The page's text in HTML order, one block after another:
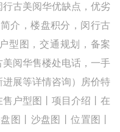
古美阅华优缺点，优劣
介，楼盘积分，闵行古
型图，交通规划，备案
阅华售楼处电话，一手
展等详情咨询）房价特
户型图丨项目介绍丨在
图丨沙盘图丨位置图丨